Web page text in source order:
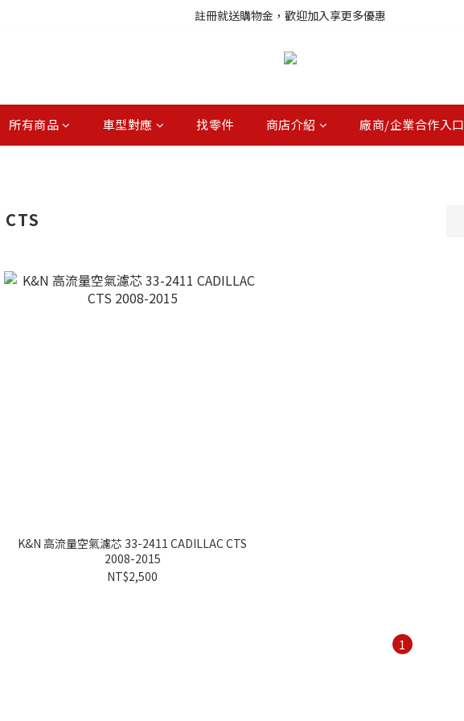
註冊就送購物金，歡迎加入享更多優惠
註冊就送購物金，歡迎加入享更多優惠
所有商品 車型對應 找零件 商店介紹 廠商/企業合作入口
CTS
K&N 高流量空氣濾芯 33-2411 CADILLAC CTS
2008-2015
NT$2,500
1